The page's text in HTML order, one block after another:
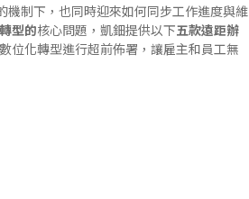
制下，也同時迎來如何同步工作進度與維
型的核心問題，凱鈿提供以下五款遠距辦
位化轉型進行超前佈署，讓雇主和員工無